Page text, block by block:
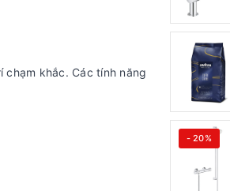
khắc. Các tính năng
- 20%